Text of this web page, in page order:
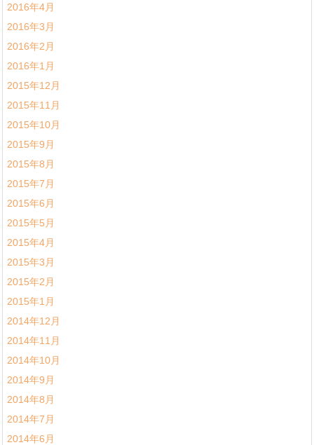
2016年4月
2016年3月
2016年2月
2016年1月
2015年12月
2015年11月
2015年10月
2015年9月
2015年8月
2015年7月
2015年6月
2015年5月
2015年4月
2015年3月
2015年2月
2015年1月
2014年12月
2014年11月
2014年10月
2014年9月
2014年8月
2014年7月
2014年6月